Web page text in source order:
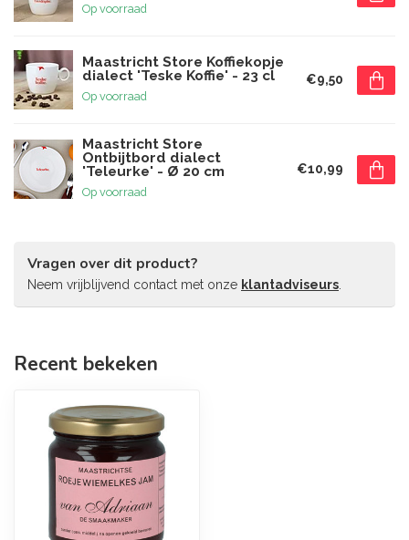
Op voorraad
Maastricht Store Koffiekopje
dialect 'Teske Koffie' - 23 cl
Op voorraad
€9,50
Maastricht Store
Ontbijtbord dialect
'Teleurke' - Ø 20 cm
Op voorraad
€10,99
Vragen over dit product?
Neem vrijblijvend contact met onze klantadviseurs
Recent bekeken